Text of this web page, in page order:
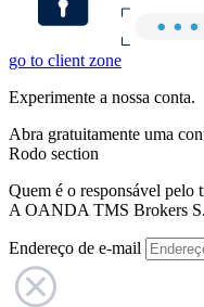
go to client zone
Experimente a nossa conta.
Abra gratuitamente uma
Rodo section
Quem é o responsável pelo
A OANDA TMS Brokers
Endereço de e-mail